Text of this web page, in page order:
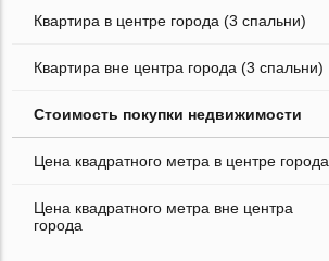
Квартира в центре города (3 спальни)
Квартира вне центра города (3 спальни)
Стоимость покупки недвижимости
Цена квадратного метра в центре города
Цена квадратного метра вне центра
города